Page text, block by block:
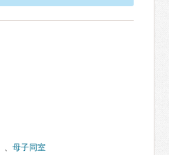
、 母子同室